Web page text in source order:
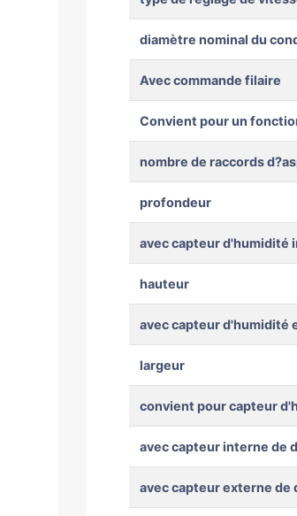
diamètre nominal du
Avec commande filaire
Convient pour un
nombre de raccords
profondeur
avec capteur d'humidité
hauteur
avec capteur d'humidité
largeur
convient pour capteur
avec capteur interne de
avec capteur externe de